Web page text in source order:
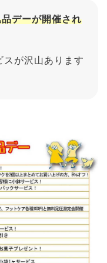
デーが開催され
が沢山あります